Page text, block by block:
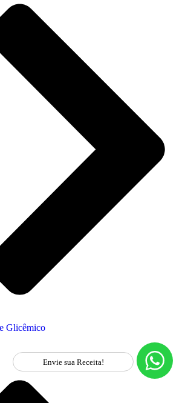
Glicêmico
Envie sua Receita!